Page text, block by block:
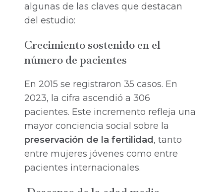
algunas de las claves que destacan
del estudio:
Crecimiento sostenido en el
número de pacientes
En 2015 se registraron 35 casos. En
2023, la cifra ascendió a 306
pacientes. Este incremento refleja una
mayor conciencia social sobre la
preservación de la fertilidad , tanto
entre mujeres jóvenes como entre
pacientes internacionales.